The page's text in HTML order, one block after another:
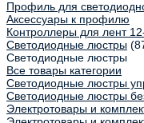
Профиль для
Аксессуары к профилю
Контроллеры для лент
Светодиодные люстры
Светодиодные люстры
Все товары категории
Светодиодные люстры
Светодиодные люстры
Электротовары и